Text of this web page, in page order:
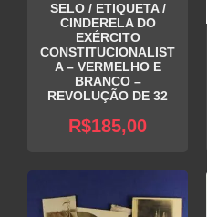
SELO / ETIQUETA /
CINDERELA DO
EXÉRCITO
CONSTITUCIONALIST
A – VERMELHO E
BRANCO –
REVOLUÇÃO DE 32
R$185,00